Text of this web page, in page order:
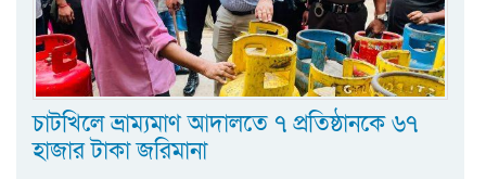
চাটখিলে ভ্রাম্যমাণ আদালতে ৭ প্রতিষ্ঠানকে ৬৭
হাজার টাকা জরিমানা